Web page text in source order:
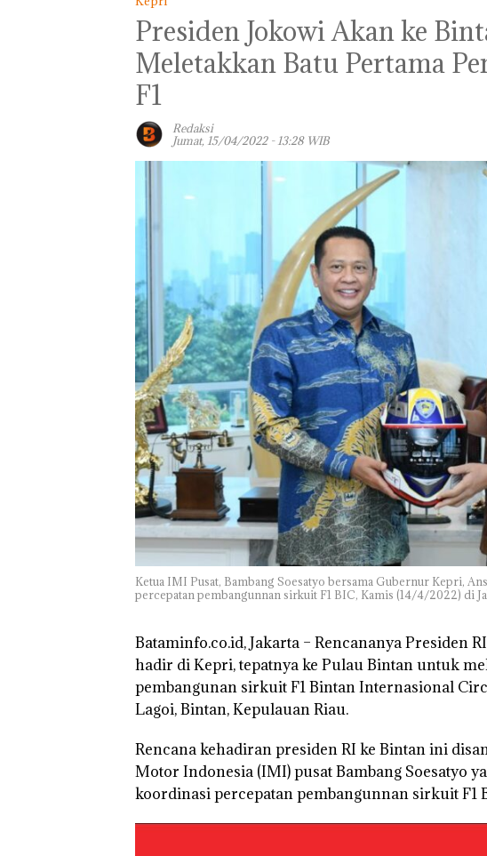
Presiden Jokowi Akan ke
Meletakkan Batu Pertama
F1
Redaksi
Jumat, 15/04/2022 - 13:28 WIB
Ketua IMI Pusat, Bambang Soesatyo bersama Gubernur Kepri,
percepatan pembangunnan sirkuit F1 BIC, Kamis (14/4/2022) di
Bataminfo.co.id, Jakarta – Rencananya Presiden
hadir di Kepri, tepatnya ke Pulau Bintan untuk
pembangunan sirkuit F1 Bintan Internasional
Lagoi, Bintan, Kepulauan Riau.
Rencana kehadiran presiden RI ke Bintan ini
Motor Indonesia (IMI) pusat Bambang Soesatyo
koordinasi percepatan pembangunnan sirkuit F1
TNI AL Gagalkan
Penyelundupan 1,6
Ton Pasir Timah
Ilegal di Lingga,
Disembunyikan di
Bawah Kerambah
untuk Diselundupkan
ke Malaysia
di